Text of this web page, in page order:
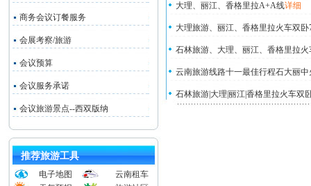
商务会议订餐服务
会展考察/旅游
会议预算
会议服务承诺
会议旅游景点--西双版纳
推荐旅游工具
电子地图
云南租车
详细
大理、丽江、香格里拉A+A线
大理旅游、丽江、香格里拉火车双
石林旅游、大理、丽江、香格里拉
云南旅游线路十一最佳行程石大丽
石林旅游|大理|丽江|香格里拉火车双